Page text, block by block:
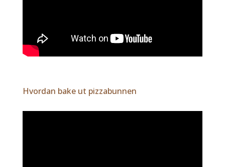
Hvordan bake ut pizzabunnen